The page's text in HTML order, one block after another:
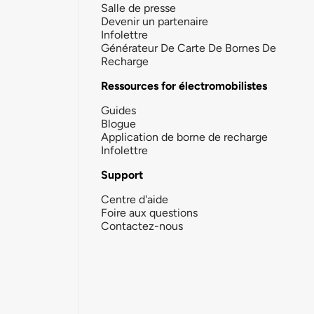
Salle de presse
Devenir un partenaire
Infolettre
Générateur De Carte De Bornes De
Recharge
Ressources for électromobilistes
Guides
Blogue
Application de borne de recharge
Infolettre
Support
Centre d'aide
Foire aux questions
Contactez-nous